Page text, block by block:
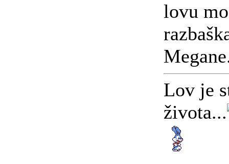
lovu
Lov je
života...